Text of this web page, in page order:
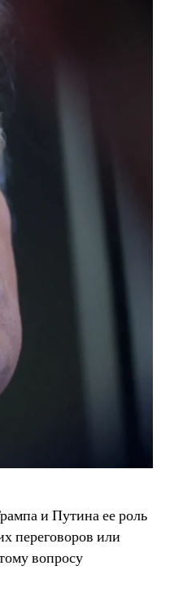
и Путина ее роль
переговоров или
вопросу